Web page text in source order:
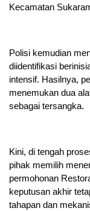
Kecamatan
Polisi kemudian
diidentifikasi
intensif. Hasilnya,
menemukan dua
sebagai tersangka.
Kini, di tengah
pihak memilih
permohonan
keputusan akhir
tahapan dan